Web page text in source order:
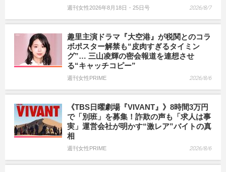
週刊女性2026年8月18日・25日号 2026/8/7
趣里主演ドラマ『大空港』が税関とのコラ
ボポスター解禁も“皮肉すぎるタイミン
グ”… 三山凌輝の密会報道を連想させ
る“キャッチコピー”
週刊女性PRIME 2026/8/6
《TBS日曜劇場『VIVANT』》8時間3万円
で「別班」を募集！詐欺の声も「求人は事
実」運営会社が明かす“激レア”バイトの真
相
週刊女性PRIME 2026/8/6